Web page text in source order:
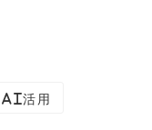
AI活用